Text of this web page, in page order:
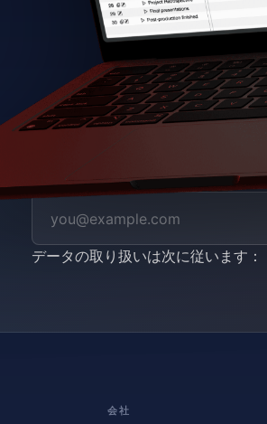
データの取り扱いは次に従います：
会社